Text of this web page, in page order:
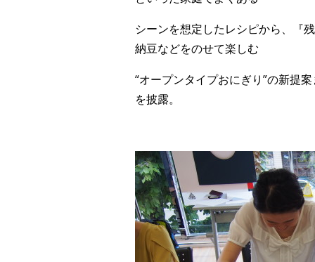
シーンを想定したレシピから、『
納豆などをのせて楽しむ
“オープンタイプおにぎり”の新提
を披露。